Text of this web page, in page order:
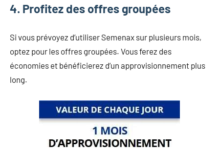
4. Profitez des offres groupées
Si vous prévoyez d’utiliser Semenax sur plusieurs mois,
optez pour les offres groupées. Vous ferez des
économies et bénéficierez d’un approvisionnement plus
long.